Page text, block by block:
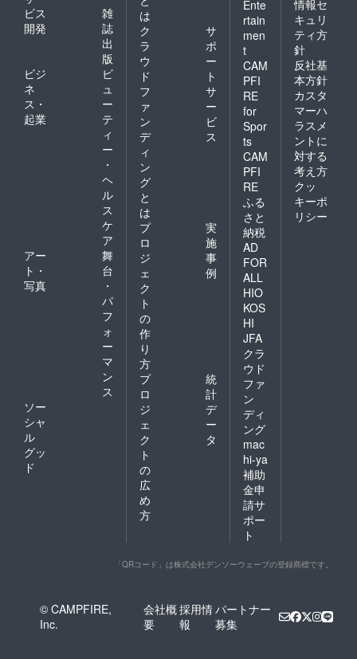
ビス
開発
雑
誌
出
版
ビジ
ネ
ス・
起業
ビ
ュ
ー
テ
ィ
ー
・
ヘ
ル
ス
ケ
ア
アー
ト・
写真
舞
台
・
パ
フ
ォ
ー
マ
ン
ス
ソー
シャ
ル
グッ
ド
は
ク
ラ
ウ
ド
フ
ァ
ン
デ
ィ
ン
グ
と
は
サ
ポ
ー
ト
サ
ー
ビ
ス
プ
ロ
ジ
ェ
ク
ト
の
作
り
方
実
施
事
例
プ
ロ
ジ
ェ
ク
ト
の
広
め
方
統
計
デ
ー
タ
Ente
rtain
men
t
CAM
PFI
RE
for
Spor
ts
CAM
PFI
RE
ふる
さと
納税
AD
FOR
ALL
HIO
KOS
HI
JFA
クラ
ウド
ファ
ン
ディ
ング
mac
hi-ya
補助
金申
請サ
ポー
ト
情報セ
キュリ
ティ方
針
反社基
本方針
カスタ
マーハ
ラスメ
ントに
対する
考え方
クッ
キーポ
リシー
「QRコード」は株式会社デンソーウェーブの登録商標です。
© CAMPFIRE,
Inc.
会社概
要
採用情
報
パートナー
募集